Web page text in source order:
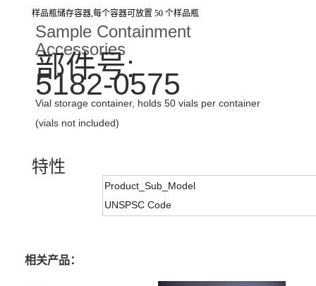
样品瓶储存容器,每个容器可放置 50 个样品瓶
Sample Containment
Accessories
部件号:
5182-0575
Vial storage container, holds 50 vials per container
(vials not included)
特性
Product_Sub_Model
UNSPSC Code
相关产品：